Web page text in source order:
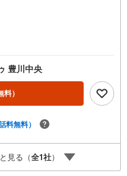
豊川中央
料）
料無料）
見る（全1社）